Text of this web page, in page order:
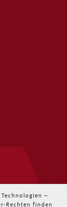
–
Rechten finden